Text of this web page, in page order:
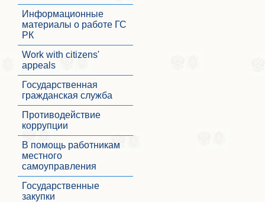
Информационные
материалы о работе ГС
РК
Work with citizens'
appeals
Государственная
гражданская служба
Противодействие
коррупции
В помощь работникам
местного
самоуправления
Государственные
закупки